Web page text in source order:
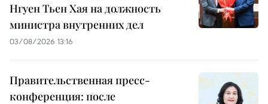
Нгуен Тьен Хая на должность
министра внутренних дел
03/08/2026 13:16
Правительственная пресс-
конференция: после